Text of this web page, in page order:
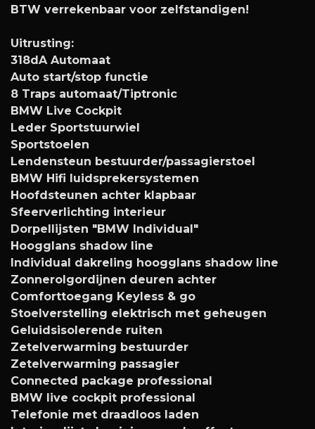
BTW verrekenbaar voor zelfstandigen!
Uitrusting:
318dA Automaat
Auto start/stop functie
8 Traps automaat/Tiptronic
BMW Live Cockpit
Leder Sportstuurwiel
Sportstoelen
Lendensteun bestuurder/passagierstoel
BMW Hifi luidsprekersystemen
Hoofdsteunen achter klapbaar
Sfeerverlichting interieur
Dorpellijsten "BMW Individual"
Hoogglans shadow line
Individual dakreling hoogglans shadow line
Zonnerolgordijnen deuren achter
Comforttoegang Keyless & go
Stoelverstelling elektrisch met geheugen
Geluidsisolerende ruiten
Zetelverwarming bestuurder
Zetelverwarming passagier
Connected package professional
BMW live cockpit professional
Telefonie met draadloos laden